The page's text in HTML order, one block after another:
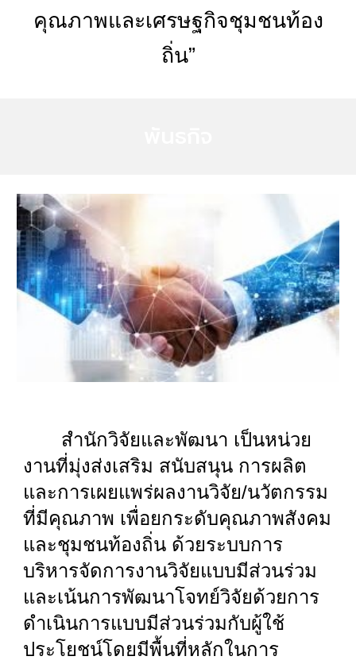
คุณภาพและเศรษฐกิจชุมชนท้อง
ถิ่น”
สำนักวิจัยและพัฒนา เป็นหน่วย
งานที่มุ่งส่งเสริม สนับสนุน การผลิต
และการเผยแพร่ผลงานวิจัย/นวัตกรรม
ที่มีคุณภาพ เพื่อยกระดับคุณภาพสังคม
และชุมชนท้องถิ่น ด้วยระบบการ
บริหารจัดการงานวิจัยแบบมีส่วนร่วม
และเน้นการพัฒนาโจทย์วิจัยด้วยการ
ดำเนินการแบบมีส่วนร่วมกับผู้ใช้
ประโยชน์โดยมีพื้นที่หลักในการ